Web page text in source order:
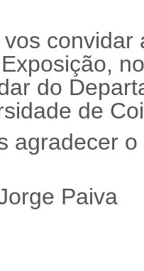
convidar
do
de
agradecer
Paiva